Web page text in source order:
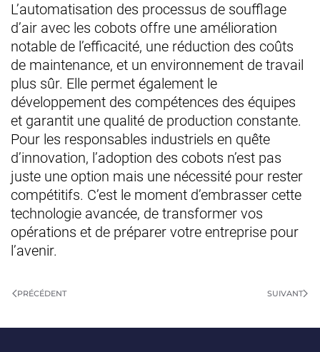
L’automatisation des processus de soufflage
d’air avec les cobots offre une amélioration
notable de l’efficacité, une réduction des coûts
de maintenance, et un environnement de travail
plus sûr. Elle permet également le
développement des compétences des équipes
et garantit une qualité de production constante.
Pour les responsables industriels en quête
d’innovation, l’adoption des cobots n’est pas
juste une option mais une nécessité pour rester
compétitifs. C’est le moment d’embrasser cette
technologie avancée, de transformer vos
opérations et de préparer votre entreprise pour
l’avenir.
PRÉCÉDENT SUIVANT